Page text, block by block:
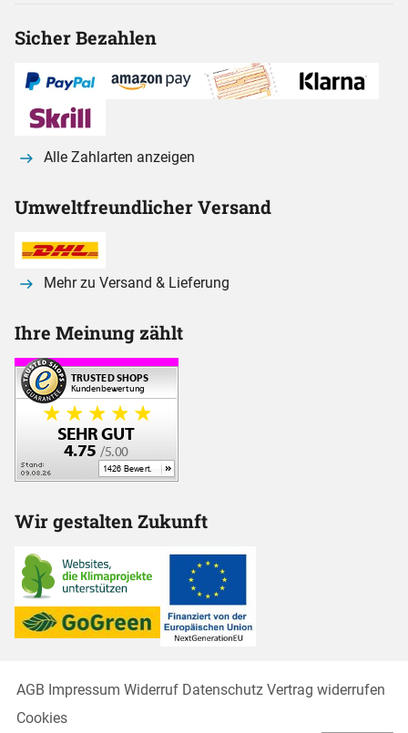
Sicher Bezahlen
Alle Zahlarten anzeigen
Umweltfreundlicher Versand
Mehr zu Versand & Lieferung
Ihre Meinung zählt
Wir gestalten Zukunft
AGB Impressum Widerruf Datenschutz Vertrag widerrufen
Cookies